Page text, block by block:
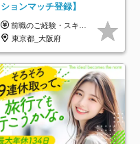
ションマッチ登録】
前職のご経験・スキル等を考慮して決定します。
東京都_大阪府